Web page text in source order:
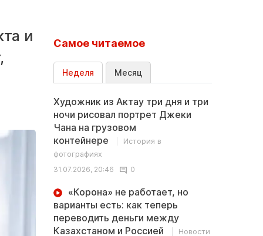
и
Самое читаемое
Неделя Месяц
Художник из Актау три дня и три
ночи рисовал портрет Джеки
Чана на грузовом
контейнере
История в
фотографиях
31.07.2026, 20:46
0
«Корона» не работает, но
варианты есть: как теперь
переводить деньги между
Казахстаном и Россией
Новости